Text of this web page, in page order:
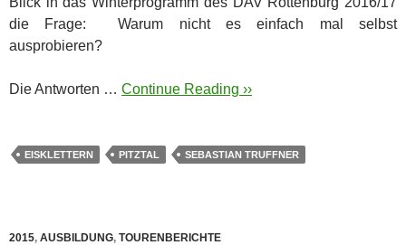
die Frage: Warum nicht es einfach mal selbst
ausprobieren?
Die Antworten … Continue Reading ››
EISKLETTERN PITZTAL SEBASTIAN TRUFFNER
2015, AUSBILDUNG, TOURENBERICHTE